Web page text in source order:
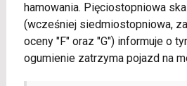
hamowania. Pięciostopniowa
(wcześniej siedmiostopniowa,
oceny "F" oraz "G") informuje o
ogumienie zatrzyma pojazd na